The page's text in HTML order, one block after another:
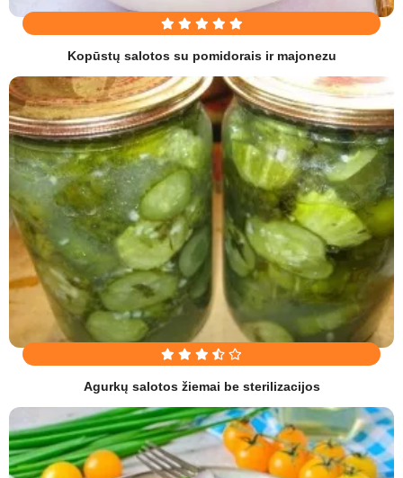
Kopūstų salotos su pomidorais ir majonezu
Agurkų salotos žiemai be sterilizacijos